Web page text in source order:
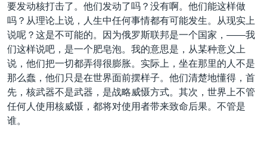
要发动核打击了。他们发动了吗？没有啊。他们能这样做
吗？从理论上说，人生中任何事情都有可能发生。从现实上
说呢？这是不可能的。因为俄罗斯联邦是一个国家，——我
们这样说吧，是一个肥皂泡。我的意思是，从某种意义上
说，他们把一切都弄得很膨胀。实际上，坐在那里的人不是
那么蠢，他们只是在世界面前摆样子。他们清楚地懂得，首
先，核武器不是武器，是战略威慑方式。其次，世界上不管
任何人使用核威慑，都将对使用者带来致命后果。不管是
谁。